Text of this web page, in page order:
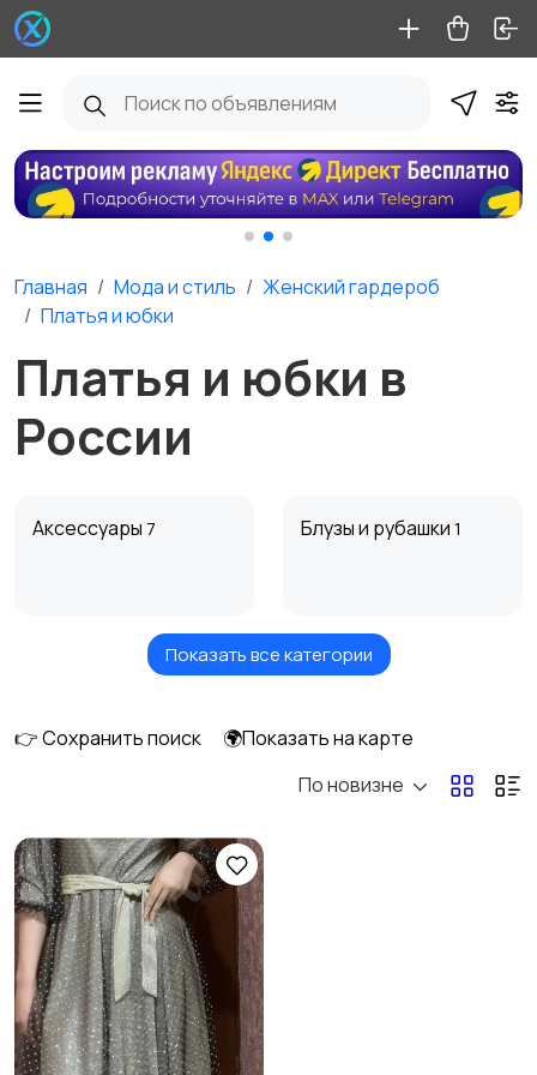
Главная Мода и стиль
Женский гардероб
Платья и юбки
Платья и юбки в
России
Аксессуары 7 Блузы и рубашки 1
Будущим мамам Верхняя одежда
Домашняя одежда
Комбинезоны
Показать все категории
👉 Сохранить поиск
🌍Показать на карте
По новизне